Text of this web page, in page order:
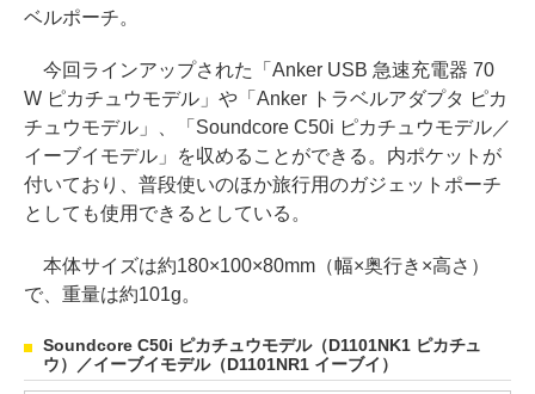
ベルポーチ。
今回ラインアップされた「Anker USB 急速充電器 70
W ピカチュウモデル」や「Anker トラベルアダプタ ピカ
チュウモデル」、「Soundcore C50i ピカチュウモデル／
イーブイモデル」を収めることができる。内ポケットが
付いており、普段使いのほか旅行用のガジェットポーチ
としても使用できるとしている。
本体サイズは約180×100×80mm（幅×奥行き×高さ）
で、重量は約101g。
Soundcore C50i ピカチュウモデル（D1101NK1 ピカチュ
ウ）／イーブイモデル（D1101NR1 イーブイ）